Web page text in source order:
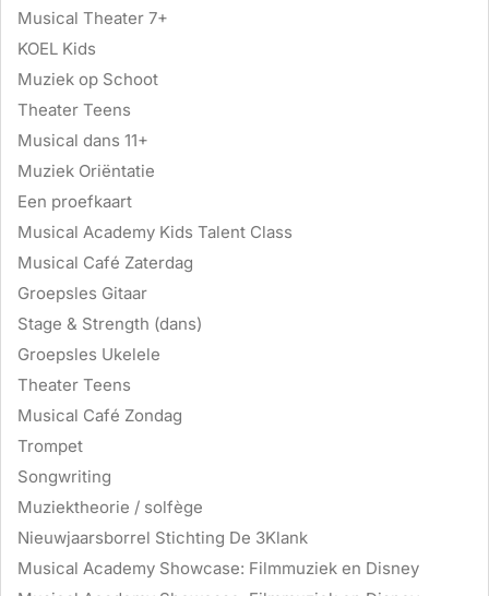
Musical Theater 7+
KOEL Kids
Muziek op Schoot
Theater Teens
Musical dans 11+
Muziek Oriëntatie
Een proefkaart
Musical Academy Kids Talent Class
Musical Café Zaterdag
Groepsles Gitaar
Stage & Strength (dans)
Groepsles Ukelele
Theater Teens
Musical Café Zondag
Trompet
Songwriting
Muziektheorie / solfège
Nieuwjaarsborrel Stichting De 3Klank
Musical Academy Showcase: Filmmuziek en Disney